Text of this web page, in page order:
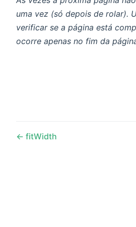
uma vez (só depois de rolar).
verificar se a página está
ocorre apenas no fim da
fitWidth